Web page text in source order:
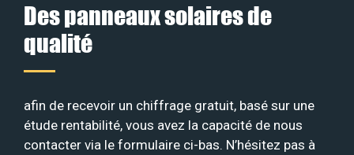
Des panneaux solaires de
qualité
afin de recevoir un chiffrage gratuit, basé sur une
étude rentabilité, vous avez la capacité de nous
contacter via le formulaire ci-bas. N’hésitez pas à